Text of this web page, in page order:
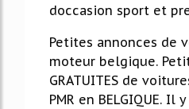
doccasion sport et
Petites annonces de
moteur belgique.
GRATUITES de
PMR en BELGIQUE. Il